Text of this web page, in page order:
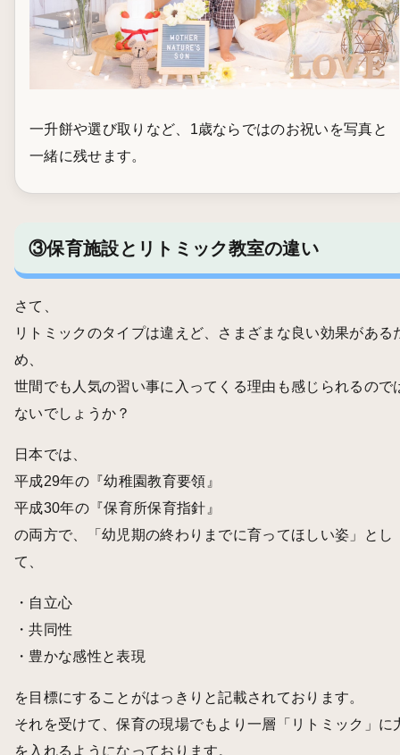
一升餅や選び取りなど、1歳ならではのお祝いを写真と
一緒に残せます。
③保育施設とリトミック教室の違い
さて、
リトミックのタイプは違えど、さまざまな良い効果がある
め、
世間でも人気の習い事に入ってくる理由も感じられるので
ないでしょうか？
日本では、
平成29年の『幼稚園教育要領 』
平成30年の『保育所保育指針』
の両方で、「幼児期の終わりまでに育ってほしい姿」とし
て、
・自立心
・共同性
・豊かな感性と表現
を目標にすることがはっきりと記載されております。
それを受けて、保育の現場でもより一層「リトミック」に
を入れるようになっております。